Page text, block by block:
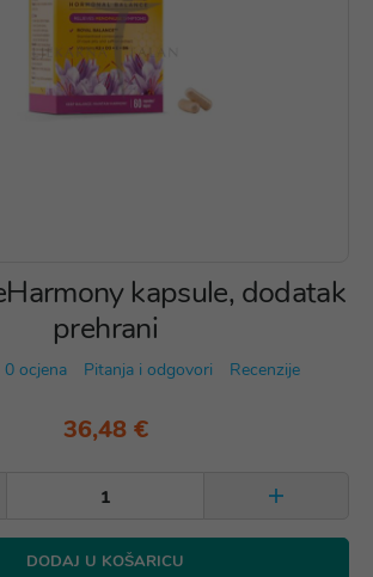
kapsule, dodatak
prehrani
0 ocjena Pitanja i odgovori Recenzije
36,48 €
DODAJ U KOŠARICU